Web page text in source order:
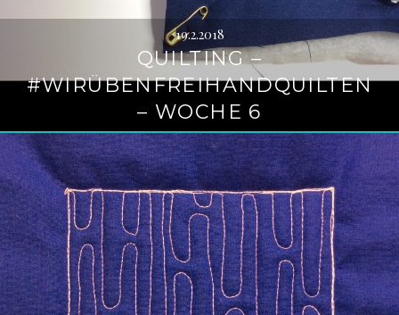
19.2.2018
QUILTING –
#WIRÜBENFREIHANDQUILTEN
– WOCHE 6